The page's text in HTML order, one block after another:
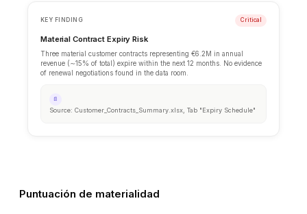
Puntuación de materialidad